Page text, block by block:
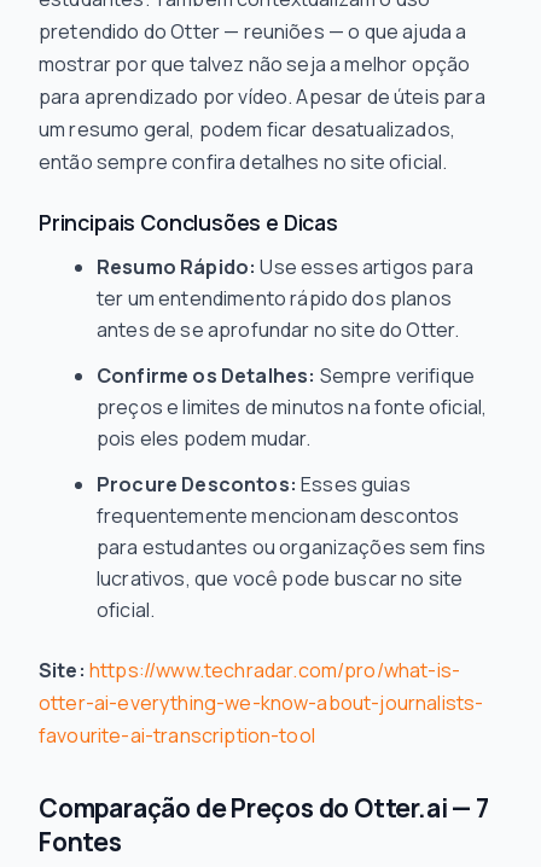
pretendido do Otter — reuniões — o que ajuda a
mostrar por que talvez não seja a melhor opção
para aprendizado por vídeo. Apesar de úteis para
um resumo geral, podem ficar desatualizados,
então sempre confira detalhes no site oficial.
Principais Conclusões e Dicas
Resumo Rápido: Use esses artigos para
ter um entendimento rápido dos planos
antes de se aprofundar no site do Otter.
Confirme os Detalhes: Sempre verifique
preços e limites de minutos na fonte oficial,
pois eles podem mudar.
Procure Descontos: Esses guias
frequentemente mencionam descontos
para estudantes ou organizações sem fins
lucrativos, que você pode buscar no site
oficial.
Site: https://www.techradar.com/pro/what-is-
otter-ai-everything-we-know-about-journalists-
favourite-ai-transcription-tool
Comparação de Preços do Otter.ai — 7
Fontes